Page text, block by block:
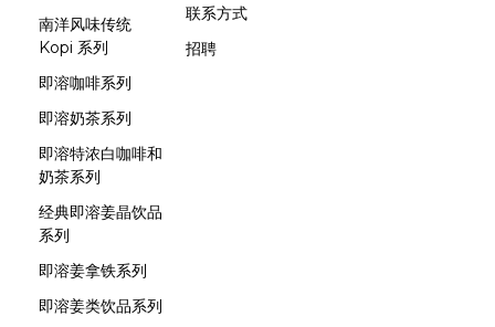
南洋风味传统
Kopi 系列
即溶咖啡系列
即溶奶茶系列
即溶特浓白咖啡和
奶茶系列
经典即溶姜晶饮品
系列
即溶姜拿铁系列
即溶姜类饮品系列
联系方式
招聘